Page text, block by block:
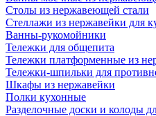
Столы из нержавеющей стали
Стеллажи из нержавейки для
Ванны-рукомойники
Тележки для общепита
Тележки платформенные из
Тележки-шпильки для
Шкафы из нержавейки
Полки кухонные
Разделочные доски и колоды